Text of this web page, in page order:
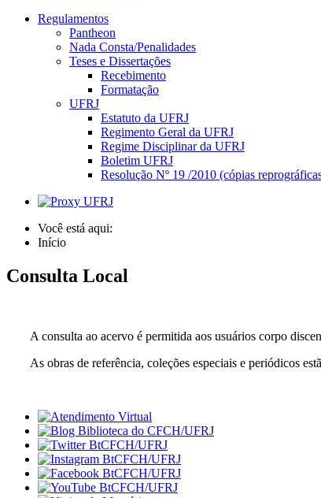
Regulamentos
Pantheon
Nada Consta/Penalidades
Teses e Dissertações
Recebimento
Formatação
UFRJ
Estatuto da UFRJ
Regimento Geral da UFRJ
Regime Disciplinar da UFRJ
Boletim UFRJ
Resolução Nº 19 /2010 (cópias
Você está aqui:
Início
Consulta Local
A consulta ao acervo é permitida aos usuários corpo
As obras de referência, coleções especiais e periódicos